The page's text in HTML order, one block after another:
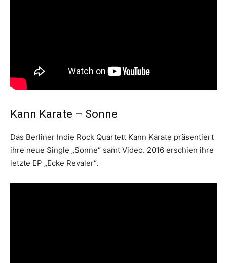
Kann Karate – Sonne
Das Berliner Indie Rock Quartett Kann Karate präsentiert
ihre neue Single „Sonne“ samt Video. 2016 erschien ihre
letzte EP „Ecke Revaler“.